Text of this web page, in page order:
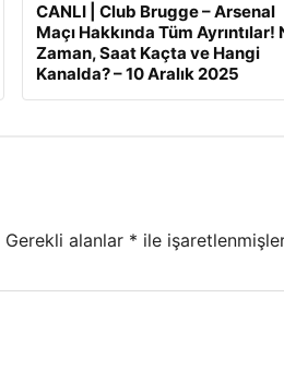
CANLI | Club Brugge – Arsenal
Maçı Hakkında Tüm Ayrıntılar!
Zaman, Saat Kaçta ve Hangi
Kanalda? – 10 Aralık 2025
Gerekli alanlar * ile